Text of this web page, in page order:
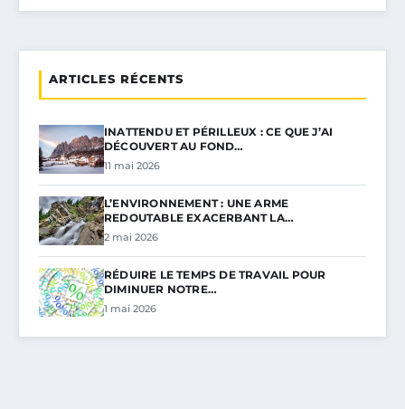
ARTICLES RÉCENTS
INATTENDU ET PÉRILLEUX : CE QUE J’AI
DÉCOUVERT AU FOND…
11 mai 2026
L’ENVIRONNEMENT : UNE ARME
REDOUTABLE EXACERBANT LA…
2 mai 2026
RÉDUIRE LE TEMPS DE TRAVAIL POUR
DIMINUER NOTRE…
1 mai 2026